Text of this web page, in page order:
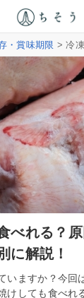
・賞味期限 > 冷
べれる？
に解説！
いますか？今回
けしても食べれ